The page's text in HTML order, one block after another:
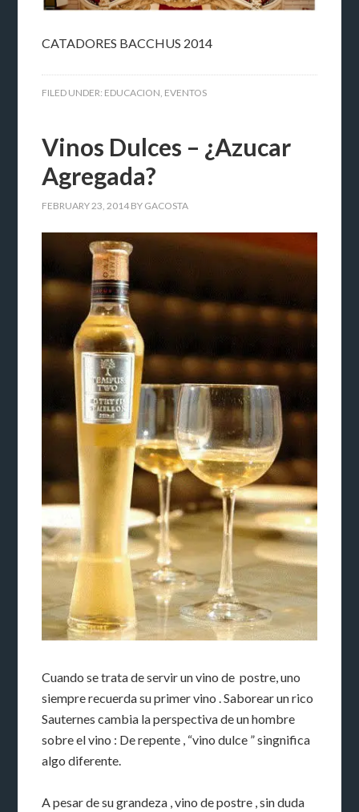
CATADORES BACCHUS 2014
FILED UNDER: EDUCACION, EVENTOS
Vinos Dulces – ¿Azucar
Agregada?
FEBRUARY 23, 2014 BY GACOSTA
Cuando se trata de servir un vino de postre, uno
siempre recuerda su primer vino . Saborear un rico
Sauternes cambia la perspectiva de un hombre
sobre el vino : De repente , “vino dulce ” singnifica
algo diferente.
A pesar de su grandeza , vino de postre , sin duda